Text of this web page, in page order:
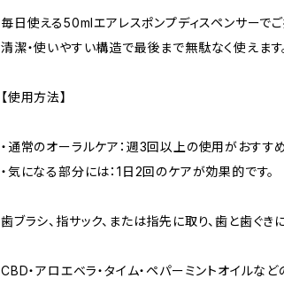
毎日使える50mlエアレスポンプディスペンサーでご
清潔・使いやすい構造で最後まで無駄なく使えます
【使用方法】
・通常のオーラルケア：週3回以上の使用がおすすめ
・気になる部分には：1日2回のケアが効果的です。
歯ブラシ、指サック、または指先に取り、歯と歯ぐき
CBD・アロエベラ・タイム・ペパーミントオイル